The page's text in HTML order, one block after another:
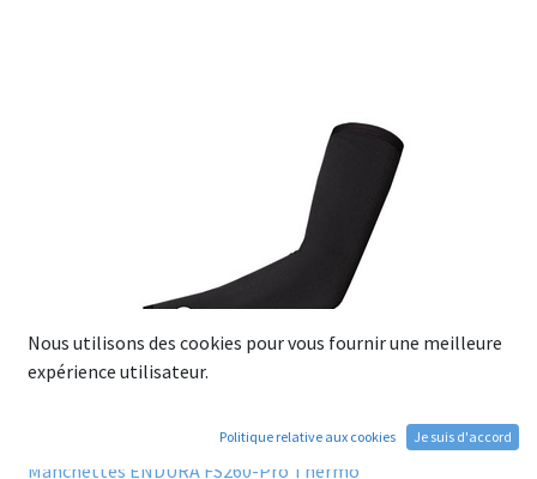
Manchettes ENDURA FS260-Pro Thermo
Nous utilisons des cookies pour vous fournir une meilleure
expérience utilisateur.
Politique relative aux cookies Je suis d'accord